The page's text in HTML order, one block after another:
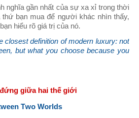
nghĩa gần nhất của sự xa xỉ trong thời
thứ bạn mua để người khác nhìn thấy,
hiểu rõ giá trị của nó.
closest definition of modern luxury: not
but what you choose because you
giữa hai thế giới
Two Worlds